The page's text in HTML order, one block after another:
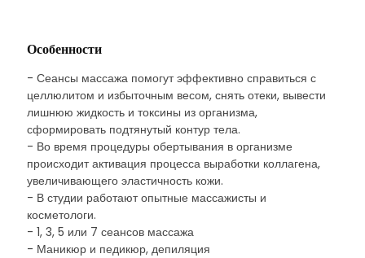
Особенности
- Сеансы массажа помогут эффективно справиться с
целлюлитом и избыточным весом, снять отеки, вывести
лишнюю жидкость и токсины из организма,
сформировать подтянутый контур тела.
- Во время процедуры обертывания в организме
происходит активация процесса выработки коллагена,
увеличивающего эластичность кожи.
- В студии работают опытные массажисты и
косметологи.
- 1, 3, 5 или 7 сеансов массажа
- Маникюр и педикюр, депиляция